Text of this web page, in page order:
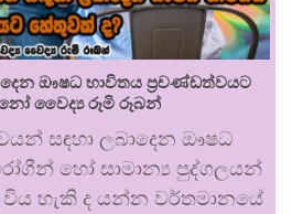
ඖෂධ භාවිතය ප්‍රචණ්ඩත්වයට
වෛද්‍ය රූමි රූබන්
සඳහා ලබාදෙන ඖෂධ
හෝ සාමාන්‍ය පුද්ගලයන්
හැකි ද යන්න වර්තමානයේ